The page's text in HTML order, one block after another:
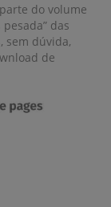
do volume
das
sem dúvida,
de